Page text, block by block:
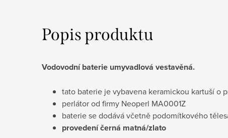
Popis produktu
Vodovodní baterie umyvadlová vestavěná.
tato baterie je vybavena keramickou kartuší o
perlátor od firmy Neoperl MA0001Z
baterie se dodává včetně podomítkového
provedení černá matná/zlato